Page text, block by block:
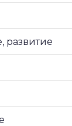
развитие